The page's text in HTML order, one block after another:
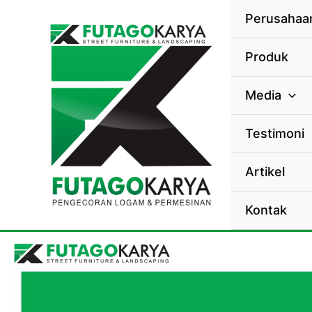
Produk
Media
Testimoni
Artikel
Kontak